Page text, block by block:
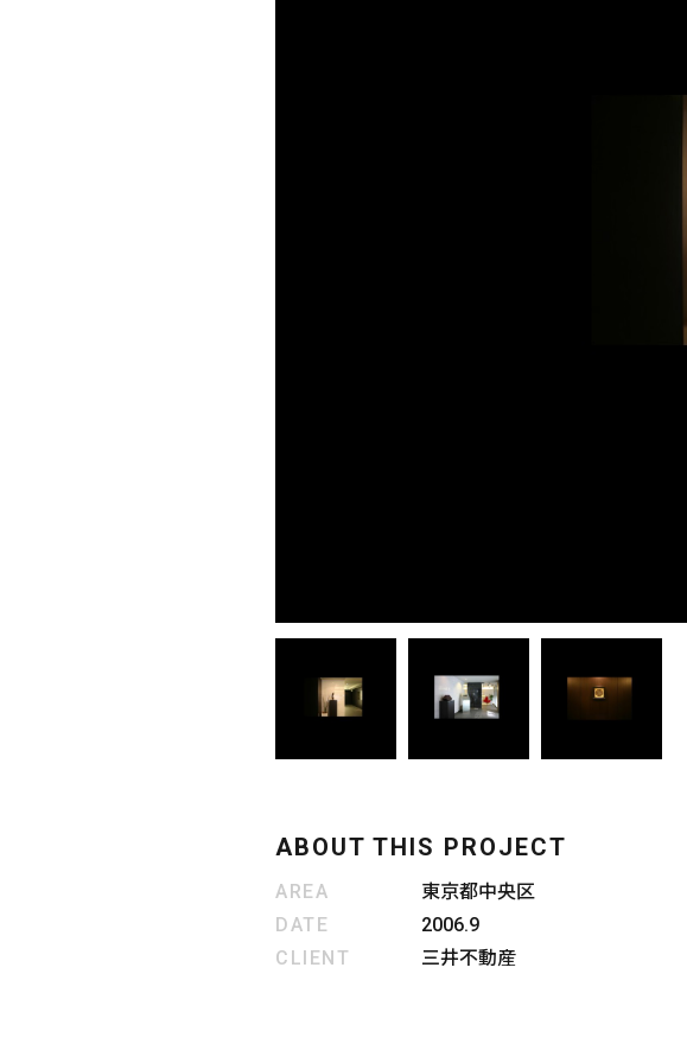
ABOUT THIS PROJECT
AREA
東京都中央区
DATE
2006.9
CLIENT
三井不動産